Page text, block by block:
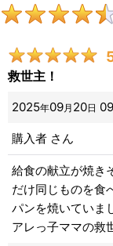
救世主！
2025年09月 20日
購入者 さん
給食の献立が焼き
だけ同じものを食
パンを焼いていま
アレっ子ママの救